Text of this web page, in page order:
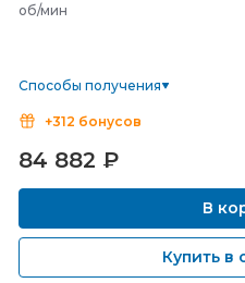
об/мин
Способы получения
+312 бонусов
84 882 ₽
В
Купить в